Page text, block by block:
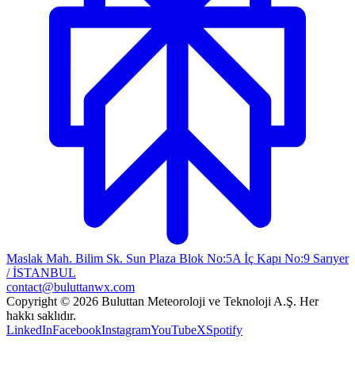
Maslak Mah. Bilim Sk. Sun Plaza Blok No:5A İç Kapı No:9 Sarıyer
/ İSTANBUL
contact@buluttanwx.com
Copyright © 2026 Buluttan Meteoroloji ve Teknoloji A.Ş. Her
hakkı saklıdır.
LinkedInFacebookInstagramYouTubeXSpotify